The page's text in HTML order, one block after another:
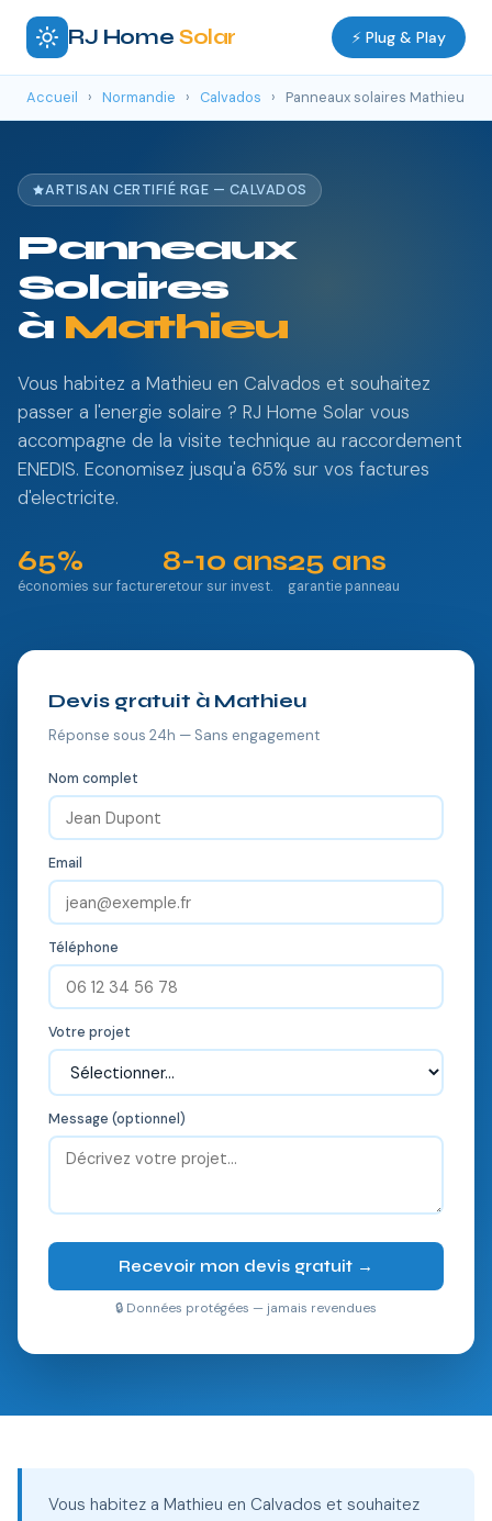
RJ Home Solar ⚡ Plug & Play
Accueil › Normandie › Calvados › Panneaux solaires Mathieu
ARTISAN CERTIFIÉ RGE — CALVADOS
Panneaux
Solaires
à Mathieu
Vous habitez a Mathieu en Calvados et souhaitez
passer a l'energie solaire ? RJ Home Solar vous
accompagne de la visite technique au raccordement
ENEDIS. Economisez jusqu'a 65% sur vos factures
d'electricite.
65%
économies sur facture
8-10 ans
retour sur invest.
25 ans
garantie panneau
Devis gratuit à Mathieu
Réponse sous 24h — Sans engagement
Nom complet
Email
Téléphone
Votre projet
Message (optionnel)
Recevoir mon devis gratuit →
🔒 Données protégées — jamais revendues
Vous habitez a Mathieu en Calvados et souhaitez